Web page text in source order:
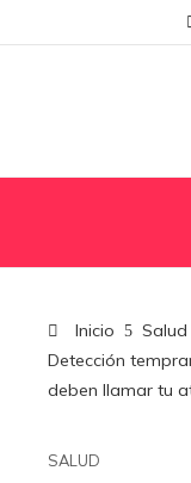
Inicio
Salud
Detección
deben llamar tu
SALUD